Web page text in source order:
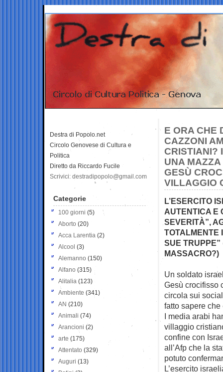
E ORA CHE
CAZZONI
CRISTIANI?
UNA
GESÙ
VILLAGGIO
L’ESERCITO
AUTENTICA E
SEVERITÀ”,
TOTALMENTE
SUE TRUPPE”
MASSACRO?)
Un soldato
Gesù crocifisso
circola sui
fatto sapere che
I media arabi
villaggio
confine con
all’Afp che la
potuto
L’esercito
Destra di Popolo.net
Circolo Genovese di Cultura e
Politica
Diretto da Riccardo Fucile
Scrivici: destradipopolo@gmail.com
Categorie
100 giorni (5)
Aborto (20)
Acca Larentia (2)
Alcool (3)
Alemanno (150)
Alfano (315)
Alitalia (123)
Ambiente (341)
AN (210)
Animali (74)
Arancioni (2)
arte (175)
Attentato (329)
Auguri (13)